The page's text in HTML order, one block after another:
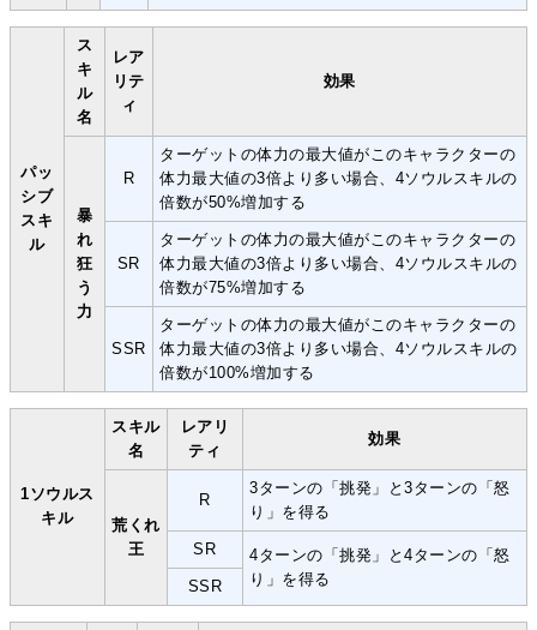
パッ
シブ
スキ
ル
ス
キ
ル
名
レア
リテ
ィ
効果
暴
れ
狂
う
力
R
ターゲットの体力の最大値がこのキャラクターの
体力最大値の3倍より多い場合、4ソウルスキルの
倍数が50%増加する
SR
ターゲットの体力の最大値がこのキャラクターの
体力最大値の3倍より多い場合、4ソウルスキルの
倍数が75%増加する
SSR
ターゲットの体力の最大値がこのキャラクターの
体力最大値の3倍より多い場合、4ソウルスキルの
倍数が100%増加する
1ソウルス
キル
スキル
名
レアリ
ティ
効果
荒くれ
王
R
3ターンの「挑発」と3ターンの「怒
り」を得る
SR
4ターンの「挑発」と4ターンの「怒
り」を得る
SSR